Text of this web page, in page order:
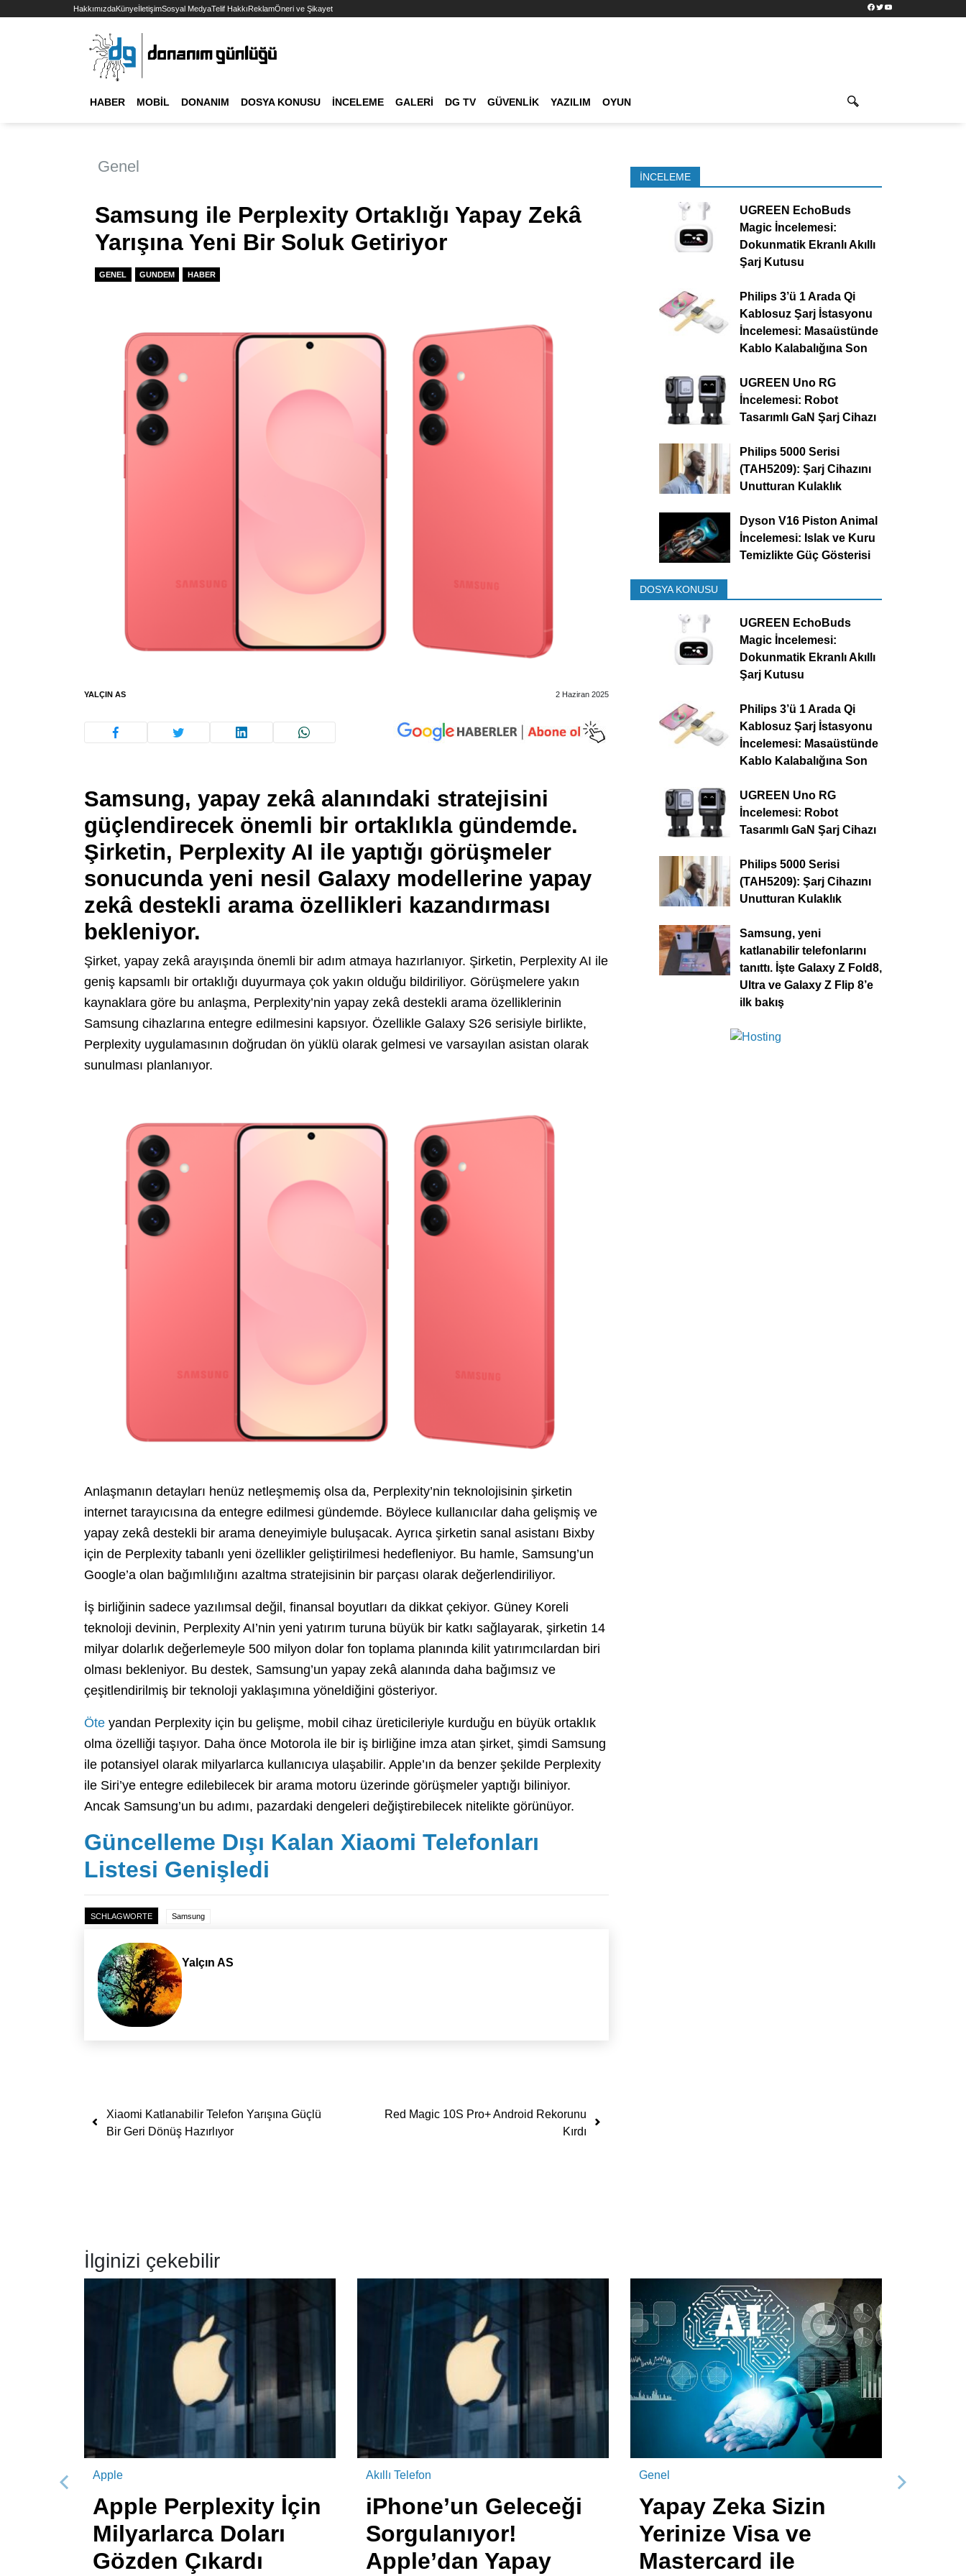
HakkımızdaKünyeİletişimSosyal MedyaTelif HakkıReklamÖneri ve Şikayet Facebook
TwitterYouTube
HABER MOBIL DONANIM DOSYA KONUSU İNCELEME GALERI DG TV GÜVENLIK YAZILIM OYUN
Genel
Samsung ile Perplexity Ortaklığı Yapay Zekâ
Yarışına Yeni Bir Soluk Getiriyor
GENEL GUNDEM HABER
YALÇIN AS 2 Haziran 2025
Samsung, yapay zekâ alanındaki stratejisini
güçlendirecek önemli bir ortaklıkla gündemde.
Şirketin, Perplexity AI ile yaptığı görüşmeler
sonucunda yeni nesil Galaxy modellerine yapay
zekâ destekli arama özellikleri kazandırması
bekleniyor.
Şirket, yapay zekâ arayışında önemli bir adım atmaya hazırlanıyor. Şirketin, Perplexity AI ile
geniş kapsamlı bir ortaklığı duyurmaya çok yakın olduğu bildiriliyor. Görüşmelere yakın
kaynaklara göre bu anlaşma, Perplexity’nin yapay zekâ destekli arama özelliklerinin
Samsung cihazlarına entegre edilmesini kapsıyor. Özellikle Galaxy S26 serisiyle birlikte,
Perplexity uygulamasının doğrudan ön yüklü olarak gelmesi ve varsayılan asistan olarak
sunulması planlanıyor.
Anlaşmanın detayları henüz netleşmemiş olsa da, Perplexity’nin teknolojisinin şirketin
internet tarayıcısına da entegre edilmesi gündemde. Böylece kullanıcılar daha gelişmiş ve
yapay zekâ destekli bir arama deneyimiyle buluşacak. Ayrıca şirketin sanal asistanı Bixby
için de Perplexity tabanlı yeni özellikler geliştirilmesi hedefleniyor. Bu hamle, Samsung’un
Google’a olan bağımlılığını azaltma stratejisinin bir parçası olarak değerlendiriliyor.
İş birliğinin sadece yazılımsal değil, finansal boyutları da dikkat çekiyor. Güney Koreli
teknoloji devinin, Perplexity AI’nin yeni yatırım turuna büyük bir katkı sağlayarak, şirketin 14
milyar dolarlık değerlemeyle 500 milyon dolar fon toplama planında kilit yatırımcılardan biri
olması bekleniyor. Bu destek, Samsung’un yapay zekâ alanında daha bağımsız ve
çeşitlendirilmiş bir teknoloji yaklaşımına yöneldiğini gösteriyor.
Öte yandan Perplexity için bu gelişme, mobil cihaz üreticileriyle kurduğu en büyük ortaklık
olma özelliği taşıyor. Daha önce Motorola ile bir iş birliğine imza atan şirket, şimdi Samsung
ile potansiyel olarak milyarlarca kullanıcıya ulaşabilir. Apple’ın da benzer şekilde Perplexity
ile Siri’ye entegre edilebilecek bir arama motoru üzerinde görüşmeler yaptığı biliniyor.
Ancak Samsung’un bu adımı, pazardaki dengeleri değiştirebilecek nitelikte görünüyor.
Güncelleme Dışı Kalan Xiaomi Telefonları
Listesi Genişledi
SCHLAGWORTE Samsung
Yalçın AS
Yazı dolaşımı
Xiaomi Katlanabilir Telefon Yarışına Güçlü
Bir Geri Dönüş Hazırlıyor
Red Magic 10S Pro+ Android Rekorunu
Kırdı
İNCELEME
UGREEN EchoBuds
Magic İncelemesi:
Dokunmatik Ekranlı Akıllı
Şarj Kutusu
Philips 3’ü 1 Arada Qi
Kablosuz Şarj İstasyonu
İncelemesi: Masaüstünde
Kablo Kalabalığına Son
UGREEN Uno RG
İncelemesi: Robot
Tasarımlı GaN Şarj Cihazı
Philips 5000 Serisi
(TAH5209): Şarj Cihazını
Unutturan Kulaklık
Dyson V16 Piston Animal
İncelemesi: Islak ve Kuru
Temizlikte Güç Gösterisi
DOSYA KONUSU
UGREEN EchoBuds
Magic İncelemesi:
Dokunmatik Ekranlı Akıllı
Şarj Kutusu
Philips 3’ü 1 Arada Qi
Kablosuz Şarj İstasyonu
İncelemesi: Masaüstünde
Kablo Kalabalığına Son
UGREEN Uno RG
İncelemesi: Robot
Tasarımlı GaN Şarj Cihazı
Philips 5000 Serisi
(TAH5209): Şarj Cihazını
Unutturan Kulaklık
Samsung, yeni
katlanabilir telefonlarını
tanıttı. İşte Galaxy Z Fold8,
Ultra ve Galaxy Z Flip 8’e
ilk bakış
İlginizi çekebilir
Apple
Apple Perplexity İçin
Milyarlarca Doları
Gözden Çıkardı
Akıllı Telefon
iPhone’un Geleceği
Sorgulanıyor!
Apple’dan Yapay
Genel
Yapay Zeka Sizin
Yerinize Visa ve
Mastercard ile
Önceki Sonraki